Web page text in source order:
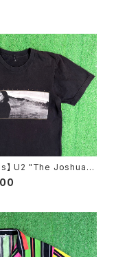
】 U2 "The Joshua T
ィシャルライセンス T
バンドT ロックT ティー